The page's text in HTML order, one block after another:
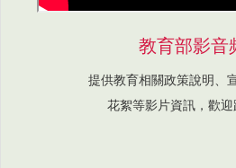
教育部影音
提供教育相關政策說明、
花絮等影片資訊，歡迎